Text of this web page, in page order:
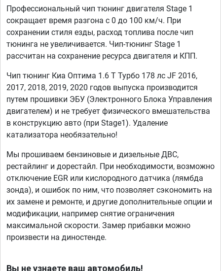
Профессиональный чип тюнинг двигателя Stage 1
сокращает время разгона с 0 до 100 км/ч. При
сохранении стиля езды, расход топлива после чип
тюнинга не увеличивается. Чип-тюнинг Stage 1
рассчитан на сохранение ресурса двигателя и КПП.
Чип тюнинг Киа Оптима 1.6 T Турбо 178 лс JF 2016,
2017, 2018, 2019, 2020 годов выпуска производится
путем прошивки ЭБУ (Электронного Блока Управления
двигателем) и не требует физического вмешательства
в конструкцию авто (при Stage1). Удаление
катализатора необязательно!
Мы прошиваем бензиновые и дизельные ДВС,
рестайлинг и дорестайл. При необходимости, возможно
отключение EGR или кислородного датчика (лямбда
зонда), и ошибок по ним, что позволяет сэкономить на
их замене и ремонте, и другие дополнительные опции и
модификации, например снятие ограничения
максимальной скорости. Замер прибавки можно
произвести на диностенде.
Вы не узнаете ваш автомобиль!